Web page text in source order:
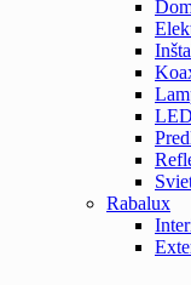
Rabalux